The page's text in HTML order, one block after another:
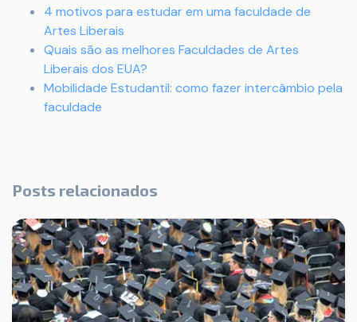
4 motivos para estudar em uma faculdade de
Artes Liberais
Quais são as melhores Faculdades de Artes
Liberais dos EUA?
Mobilidade Estudantil: como fazer intercâmbio pela
faculdade
Posts relacionados